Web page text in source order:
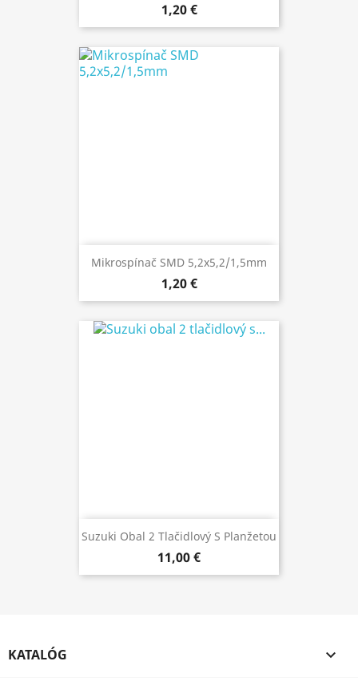
1,20 €
Mikrospínač SMD 5,2x5,2/1,5mm
1,20 €
Suzuki Obal 2 Tlačidlový S Planžetou
11,00 €
KATALÓG 